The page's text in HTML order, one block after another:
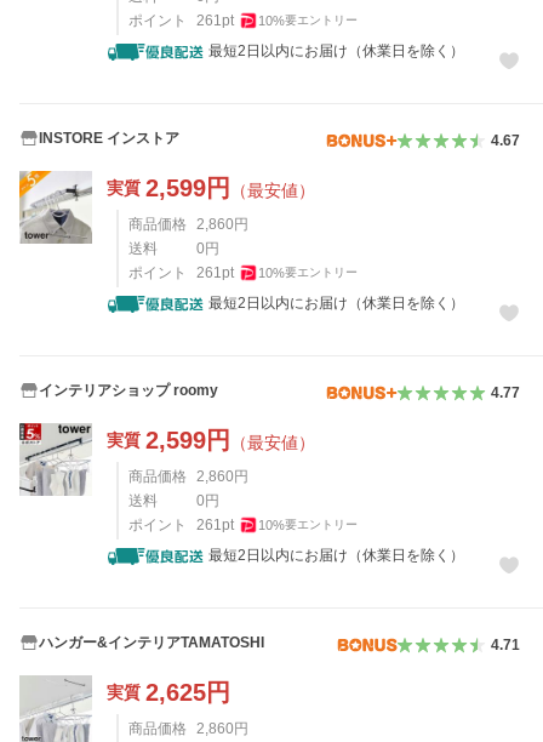
ポイント
261pt 10%要エントリー
最短2日以内にお届け（休業日を除く）
INSTORE インストア 4.67
実質 2,599円 （最安値）
商品価格 2,860 円
送料
0 円
ポイント
261pt 10%要エントリー
最短2日以内にお届け（休業日を除く）
インテリアショップ roomy 4.77
実質 2,599円 （最安値）
商品価格 2,860 円
送料
0 円
ポイント
261pt 10%要エントリー
最短2日以内にお届け（休業日を除く）
ハンガー&インテリアTAMATOSHI 4.71
実質 2,625円
商品価格 2,860 円